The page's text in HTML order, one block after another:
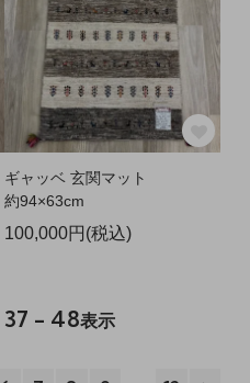
ギャッベ 玄関マット
約94×63cm
100,000円(税込)
37 - 48表示